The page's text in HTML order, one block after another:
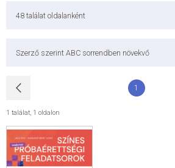
48 találat oldalanként
Szerző szerint ABC sorrendben növekvő
1
1 találat, 1 oldalon
E-KÖNYVEK
SEGÍTHETEK?